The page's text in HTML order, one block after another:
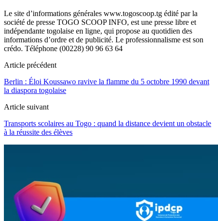
Le site d’informations générales www.togoscoop.tg édité par la
société de presse TOGO SCOOP INFO, est une presse libre et
indépendante togolaise en ligne, qui propose au quotidien des
informations d’ordre et de publicité. Le professionnalisme est son
crédo. Téléphone (00228) 90 96 63 64
Article précédent
Berlin : Éloi Koussawo ravive la flamme du 5 octobre 1990 devant
la diaspora togolaise
Article suivant
Transports scolaires au Togo : quand la distance devient un obstacle
à la réussite des élèves